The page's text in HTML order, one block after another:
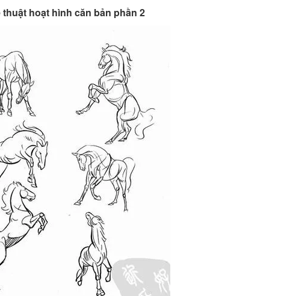
thuật hoạt hình căn bản phần 2